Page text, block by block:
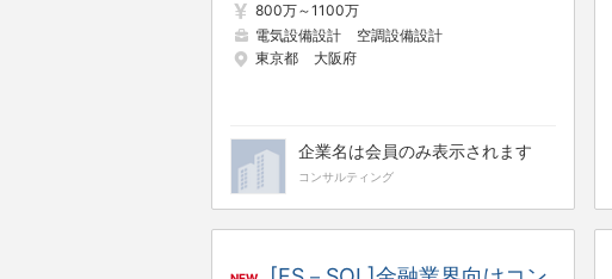
持する高成長企業／「働きがいの
ある会社」ベストカンパニーを5
800万～1100万
電気設備設計
空調設備設計
東京都
大阪府
企業名は会員のみ表示されます
コンサルティング